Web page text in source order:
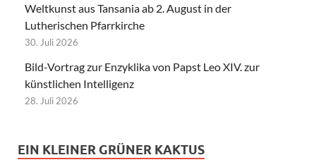
Weltkunst aus Tansania ab 2. August in der
Lutherischen Pfarrkirche
30. Juli 2026
Bild-Vortrag zur Enzyklika von Papst Leo XIV. zur
künstlichen Intelligenz
28. Juli 2026
EIN KLEINER GRÜNER KAKTUS